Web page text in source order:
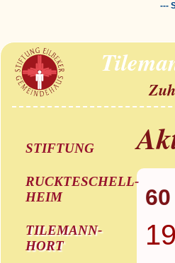
---
STIFTUNG
RUCKTESCHELL-
HEIM
TILEMANN-
HORT